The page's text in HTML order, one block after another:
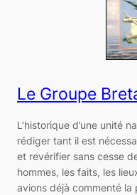
Le Groupe
L’historique d’une unité
rédiger tant il est
et revérifier sans cesse
hommes, les faits, les
avions déjà commenté